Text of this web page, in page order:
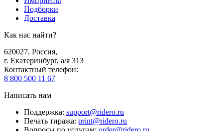
Подборки
Доставка
Как нас найти?
620027, Россия,
г. Екатеринбург, а/я 313
Контактный телефон:
8 800 500 11 67
Написать нам
Поддержка: support@ridero.ru
Печать тиража: print@ridero.ru